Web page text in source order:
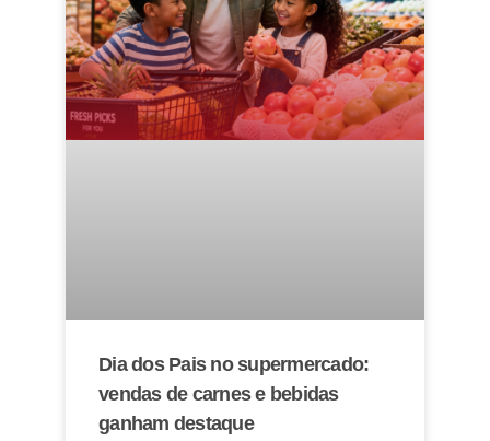
Dia dos Pais no supermercado:
vendas de carnes e bebidas
ganham destaque